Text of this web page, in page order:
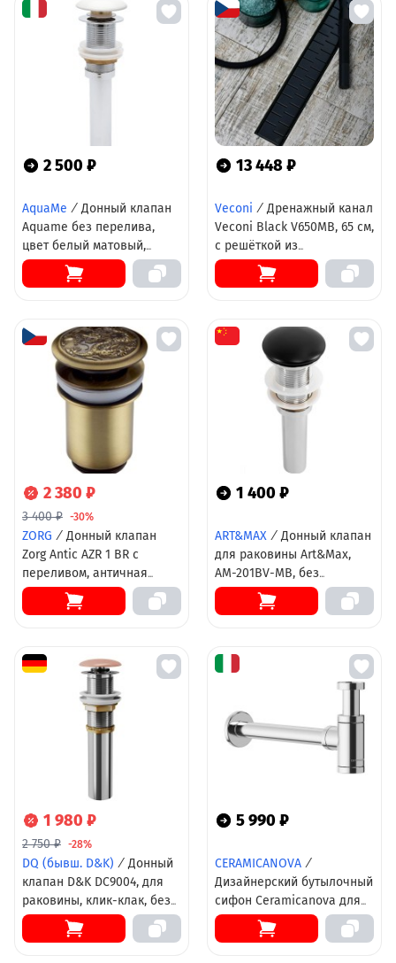
2 500 ₽
AquaMe / Донный клапан
Aquame без перелива,
цвет белый матовый,
AQM7002-0MW
13 448 ₽
Veconi / Дренажный канал
Veconi Black V650MB, 65 см,
с решёткой из
нержавеющей стали
2 380 ₽
3 400 ₽ -30%
ZORG / Донный клапан
Zorg Antic AZR 1 BR с
переливом, античная
бронза
1 400 ₽
ART&MAX / Донный клапан
для раковины Art&Max,
AM-201BV-MB, без
перелива, цвет черный
матовый
1 980 ₽
2 750 ₽ -28%
DQ (бывш. D&K) / Донный
клапан D&K DC9004, для
раковины, клик-клак, без
перелива, цвет розовый
5 990 ₽
CERAMICANOVA /
Дизайнерский бутылочный
сифон Ceramicanova для
раковины с мокрым
затвором 70001CH, хром